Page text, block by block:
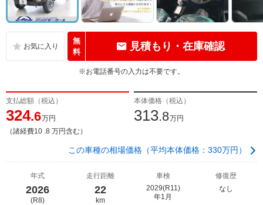
無
料
見積もり・在庫確認
※お電話番号の入力は不要です。
支払総額（税込）
324.6万円
（諸経費10 .8 万円含む）
本体価格（税込）
313.8万円
この車種の相場価格（平均本体価格：330万円）
年式
2026
(R8)
走行距離
22
km
車検
2029(R11)
年1月
修復歴
なし